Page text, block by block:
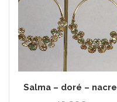
Salma – doré – nacre